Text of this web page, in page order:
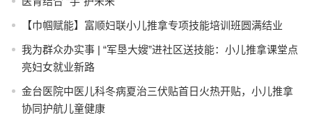
【巾帼赋能】富顺妇联小儿推拿专项技能培训班圆满结业
我为群众办实事 | “军垦大嫂”进社区送技能：小儿推拿课堂点
亮妇女就业新路
金台医院中医儿科冬病夏治三伏贴首日火热开贴，小儿推拿
协同护航儿童健康